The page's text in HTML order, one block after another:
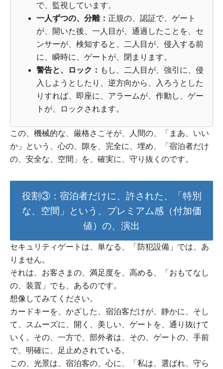
で、監視しています。
一人ずつの、分離： 正規の、認証で、ゲート
が、開いた後、一人目が、通過したことを、セ
ンサーが、検知すると、二人目が、侵入する前
に、瞬時に、ゲートが、閉まります。
警告と、ロック： もし、二人目が、強引に、侵
入しようとしたり、逆方向から、入ろうとした
りすれば、即座に、アラームが、作動し、ゲー
トが、ロックされます。
この、機械的な、厳格さこそが、人間の、「まあ、いい
か」という、心の、隙を、完全に、埋め、「宿泊者だけ
の、安全な、空間」を、確実に、守り抜くのです。
役割③：宿泊者だけに、許された、「特別
な、空間」という、プレミアム感（付加価
値）の、演出
セキュリティゲートは、単なる、「防犯設備」では、あ
りません。
それは、お客さまの、満足度を、高める、「おもてなし
の、装置」でも、あるのです。
想像してみてください。
カードキーを、かざした、宿泊客だけが、静かに、そし
て、スムーズに、開く、美しい、ゲートを、通り抜けて
いく。その、一方で、部外者は、その、ゲートの、手前
で、明確に、足止めされている。
この、光景は、宿泊客の、心に、「私は、選ばれ、守ら